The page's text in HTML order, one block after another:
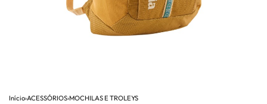
Início›ACESSÓRIOS›MOCHILAS E TROLEYS